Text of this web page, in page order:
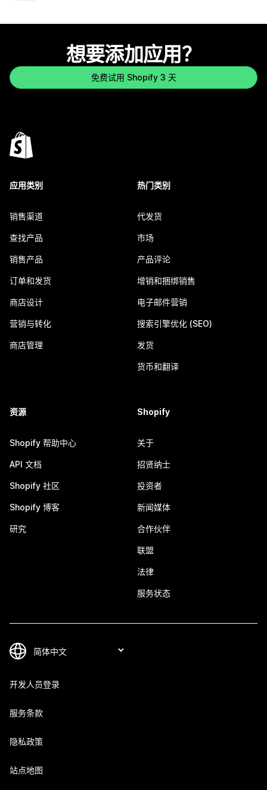
想要添加应用？
免费试用 Shopify 3 天
应用类别
销售渠道
查找产品
销售产品
订单和发货
商店设计
营销与转化
商店管理
热门类别
代发货
市场
产品评论
增销和捆绑销售
电子邮件营销
搜索引擎优化 (SEO)
发货
货币和翻译
资源
Shopify 帮助中心
API 文档
Shopify 社区
Shopify 博客
研究
Shopify
关于
招贤纳士
投资者
新闻媒体
合作伙伴
联盟
法律
服务状态
开发人员登录
服务条款
隐私政策
站点地图